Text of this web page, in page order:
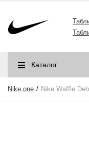
Каталог
Nike.one Nike Waffle